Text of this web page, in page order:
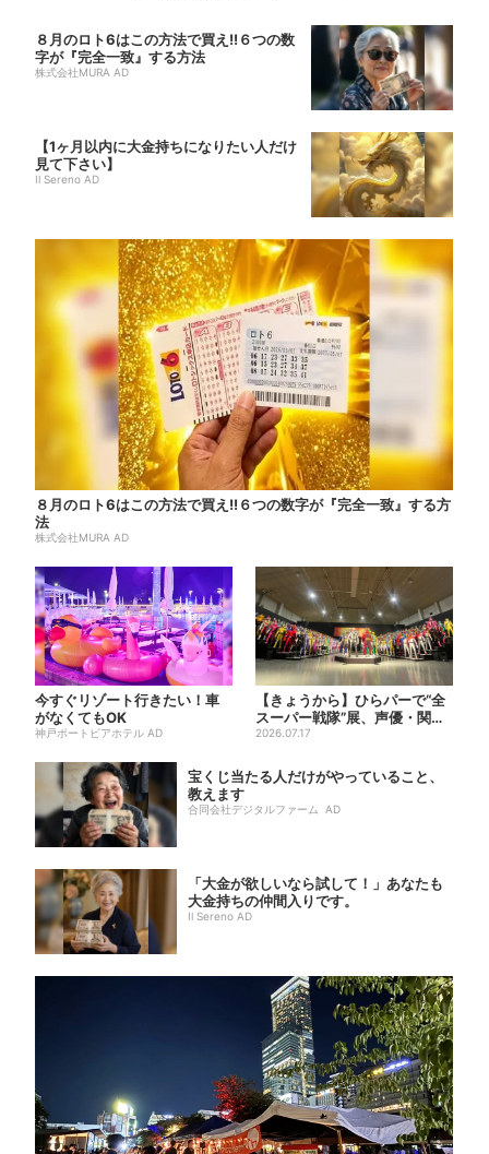
８月のロト6はこの方法で買え!!６つの数
字が『完全一致』する方法
株式会社MURA AD
【1ヶ月以内に大金持ちになりたい人だけ
見て下さい】
Il Sereno AD
８月のロト6はこの方法で買え!!６つの数字が『完全一致』する方
法
株式会社MURA AD
今すぐリゾート行きたい！車
がなくてもOK
神戸ポートピアホテル AD
【きょうから】ひらパーで“全
スーパー戦隊”展、声優・関智
一が熱弁「今、大阪に全戦...
2026.07.17
宝くじ当たる人だけがやっていること、
教えます
合同会社デジタルファーム AD
「大金が欲しいなら試して！」あなたも
大金持ちの仲間入りです。
Il Sereno AD